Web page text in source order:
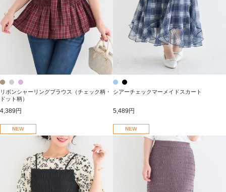
リボンシャーリングブラウス（チェック柄・
ドット柄）
4,389円
シアーチェックマーメイドスカート
5,489円
NEW NEW